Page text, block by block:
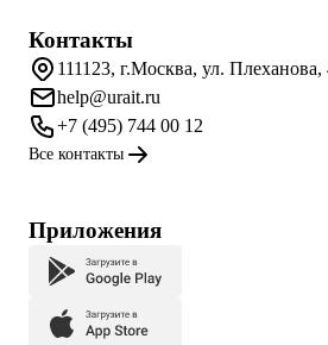
Контакты
111123, г.Москва, ул. Плеханова,
help@urait.ru
+7 (495) 744 00 12
Все контакты
Приложения